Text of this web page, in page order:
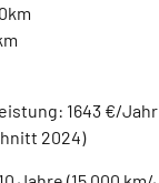
1643 €/Jahr
2024)